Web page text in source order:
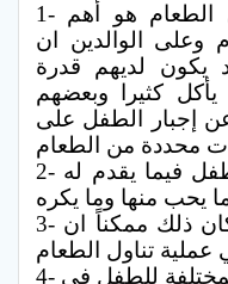
1- عدم إرغام الطفل على أكل الطعام هو أهم
وعلى الوالدين ان
يكون لديهم قدرة
كثيرا وبعضهم
عن إجبار الطفل على
2- يجب ان تراعي الام ميول الطفل فيما يقدم له
3- يجب أن يسمح للطفل كلما كان ذلك ممكناً ان
4- يجب أن تقدم أنواع الاطعمة المختلفة للطفل في